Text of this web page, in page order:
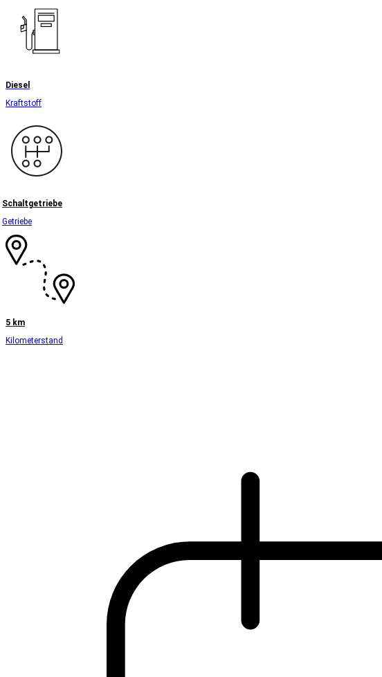
Diesel
Kraftstoff
Schaltgetriebe
Getriebe
5 km
Kilometerstand